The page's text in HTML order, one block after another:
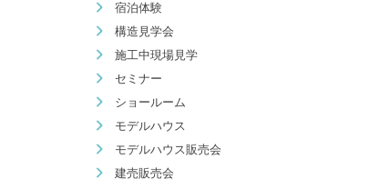
宿泊体験
構造見学会
施工中現場見学
セミナー
ショールーム
モデルハウス
モデルハウス販売会
建売販売会